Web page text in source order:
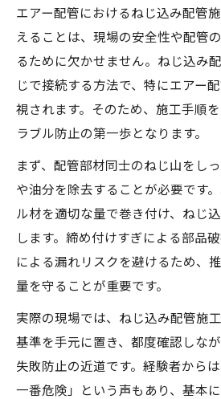
エアー配管におけるねじ込み配管
えることは、現場の安全性や配管
るために欠かせません。ねじ込み
じで接続する方法で、特にエアー
視されます。そのため、施工手順
ラブル防止の第一歩となります。
まず、配管部材同士のねじ山をし
や油分を除去することが必要です
ル材を適切な量で巻き付け、ねじ
します。締め付けすぎによる部品
による漏れリスクを避けるため、
量を守ることが重要です。
実際の現場では、ねじ込み配管施
基準を手元に置き、都度確認しな
失敗防止の近道です。経験者から
一番危険」という声もあり、基本